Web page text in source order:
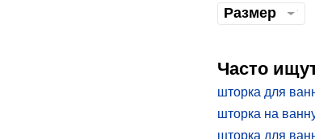
Размер
Часто
шторка для
шторка на
шторка для